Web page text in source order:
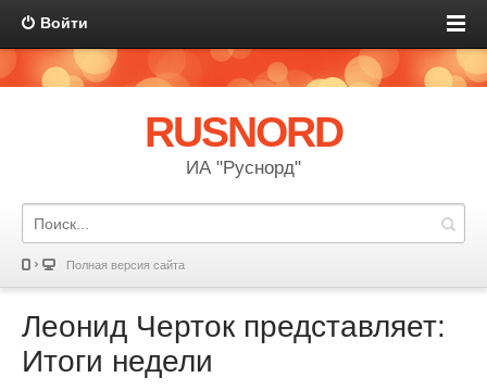
Войти
RUSNORD
ИА "Руснорд"
Полная версия сайта
Леонид Черток представляет:
Итоги недели